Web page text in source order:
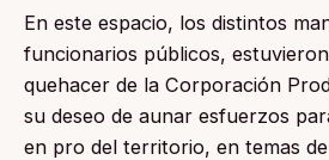
En este espacio, los distintos
funcionarios públicos,
quehacer de la Corporación
su deseo de aunar esfuerzos
en pro del territorio, en temas